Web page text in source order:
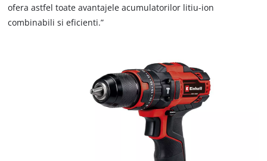
ofera astfel toate avantajele acumulatorilor litiu-ion
combinabili si eficienti.”